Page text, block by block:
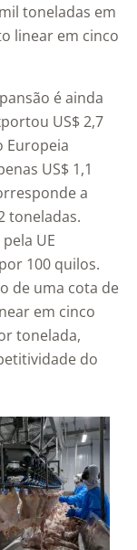
toneladas em
linear em cinco
é ainda
US$ 2,7
Europeia
US$ 1,1
a
toneladas.
UE
100 quilos.
de uma cota de
em cinco
tonelada,
do